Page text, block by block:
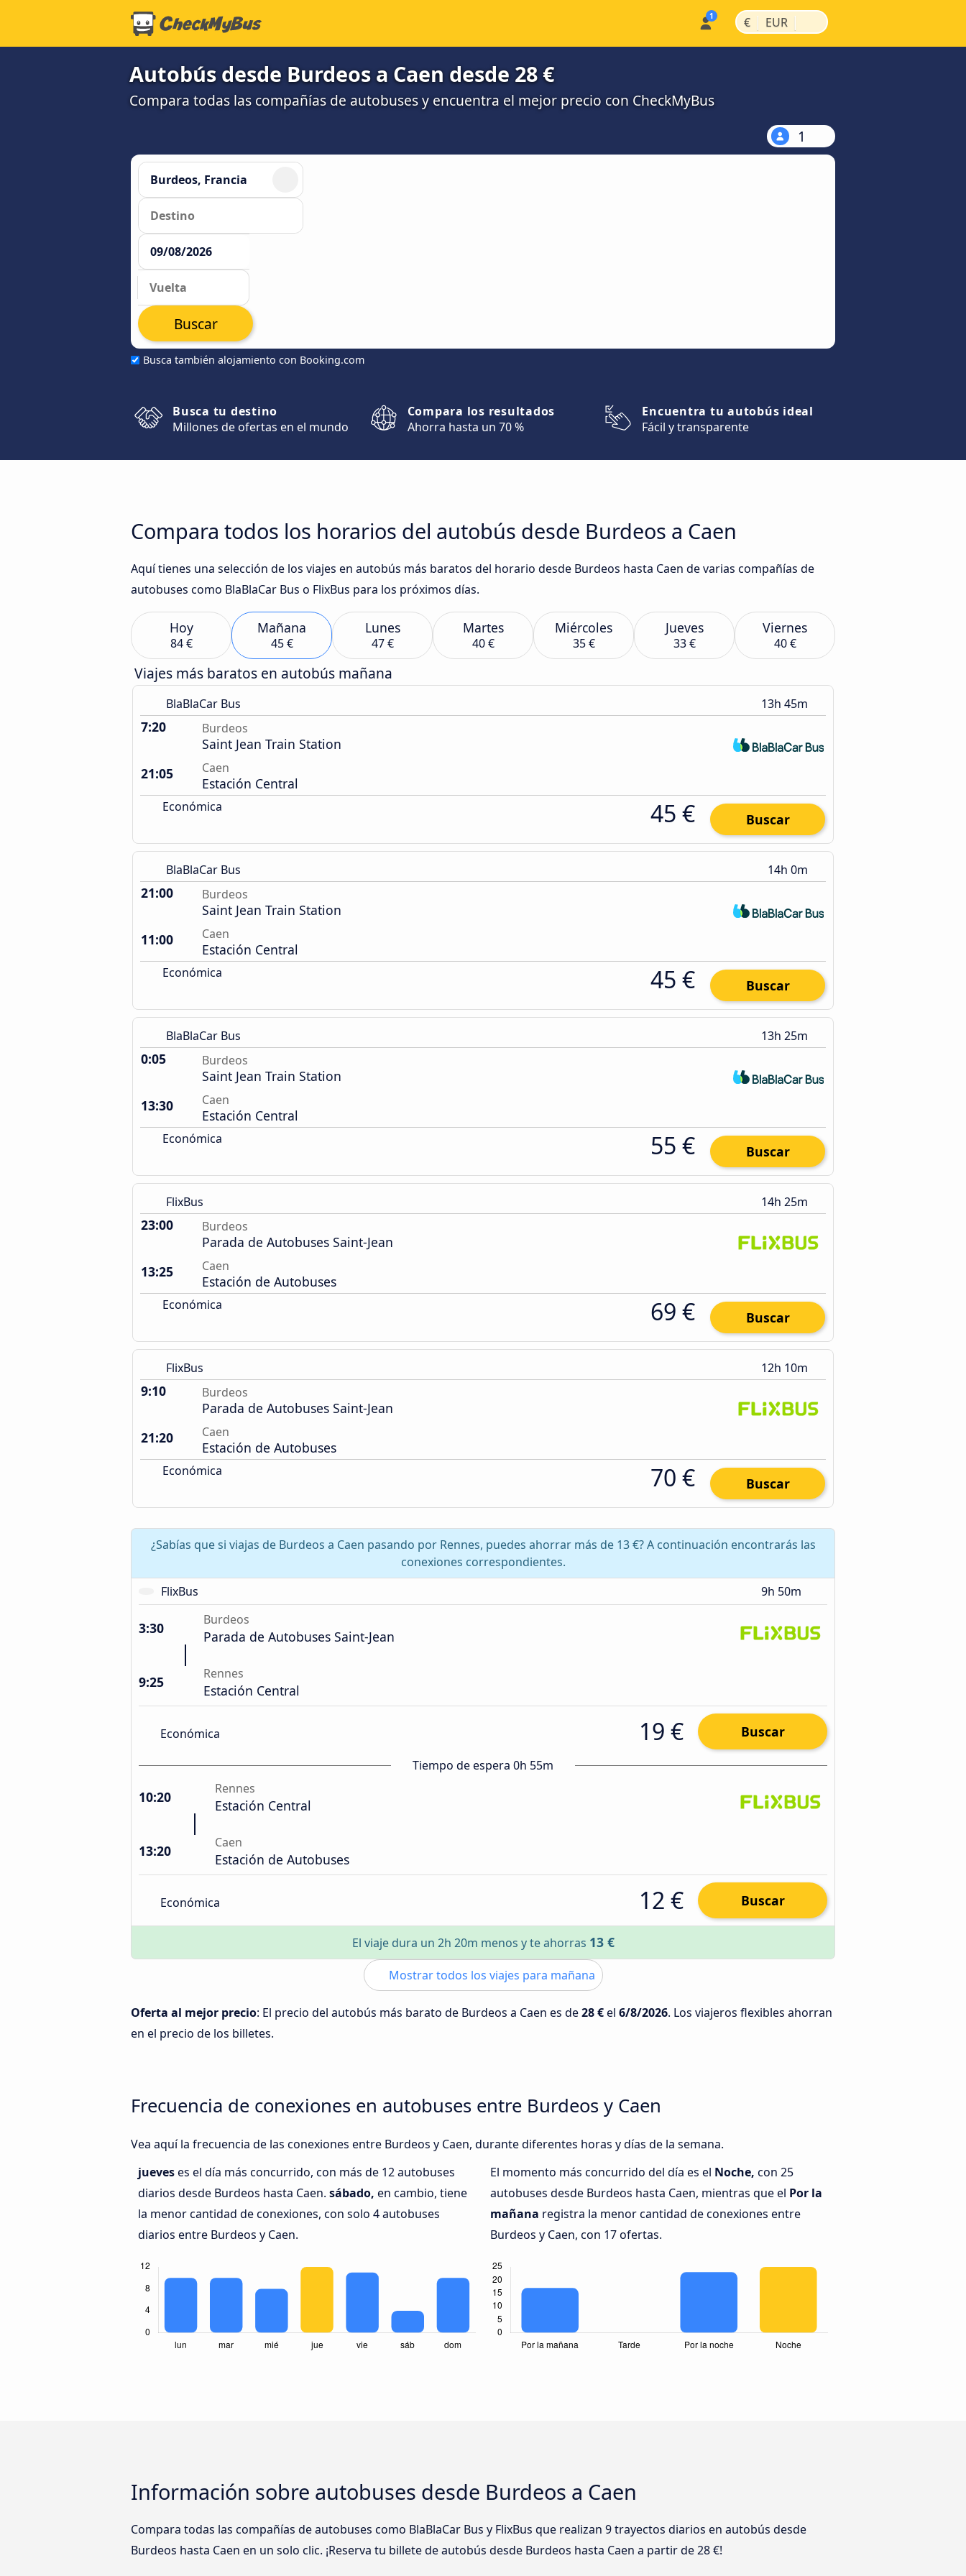
€ | EUR |
Autobús desde Burdeos a Caen desde 28 €
Compara todas las compañías de autobuses y encuentra el mejor precio con CheckMyBus
1
Busca también alojamiento con Booking.com
Buscar
Busca tu destino
Millones de ofertas en el mundo
Compara los resultados
Ahorra hasta un 70 %
Encuentra tu autobús ideal
Fácil y transparente
Compara todos los horarios del autobús desde Burdeos a Caen
Aquí tienes una selección de los viajes en autobús más baratos del horario desde Burdeos hasta Caen de varias compañías de
autobuses como BlaBlaCar Bus o FlixBus para los próximos días.
Hoy
84 €
Mañana
45 €
Lunes
47 €
Martes
40 €
Miércoles
35 €
Jueves
33 €
Viernes
40 €
Viajes más baratos en autobús mañana
BlaBlaCar Bus 13h 45m
7:20 Burdeos
Saint Jean Train Station
21:05
Caen
Estación Central
Económica 45 € Buscar
BlaBlaCar Bus 14h 0m
21:00 Burdeos
Saint Jean Train Station
11:00
Caen
Estación Central
Económica 45 € Buscar
BlaBlaCar Bus 13h 25m
0:05 Burdeos
Saint Jean Train Station
13:30
Caen
Estación Central
Económica 55 € Buscar
FlixBus 14h 25m
23:00 Burdeos
Parada de Autobuses Saint-Jean
13:25
Caen
Estación de Autobuses
Económica 69 € Buscar
FlixBus 12h 10m
9:10 Burdeos
Parada de Autobuses Saint-Jean
21:20
Caen
Estación de Autobuses
Económica 70 € Buscar
¿Sabías que si viajas de Burdeos a Caen pasando por Rennes, puedes ahorrar más de 13 €? A continuación encontrarás las
conexiones correspondientes.
FlixBus
9h 50m
3:30 Burdeos
Parada de Autobuses Saint-Jean
9:25 Rennes
Estación Central
Económica 19 € Buscar
Tiempo de espera 0h 55m
10:20 Rennes
Estación Central
13:20 Caen
Estación de Autobuses
Económica 12 € Buscar
El viaje dura un 2h 20m menos y te ahorras 13 €
Mostrar todos los viajes para mañana
Oferta al mejor precio: El precio del autobús más barato de Burdeos a Caen es de28 €el 6/8/2026. Los viajeros flexibles ahorran
en el precio de los billetes.
Frecuencia de conexiones en autobuses entre Burdeos y Caen
Vea aquí la frecuencia de las conexiones entre Burdeos y Caen, durante diferentes horas y días de la semana.
jueveses el día más concurrido, con más de 12 autobuses
diarios desde Burdeos hasta Caen. sábado, en cambio, tiene
la menor cantidad de conexiones, con solo 4 autobuses
diarios entre Burdeos y Caen.
El momento más concurrido del día es el Noche, con 25
autobuses desde Burdeos hasta Caen, mientras que el Por la
mañana registra la menor cantidad de conexiones entre
Burdeos y Caen, con 17 ofertas.
Información sobre autobuses desde Burdeos a Caen
Compara todas las compañías de autobuses como BlaBlaCar Bus y FlixBus que realizan 9 trayectos diarios en autobús desde
Burdeos hasta Caen en un solo clic. ¡Reserva tu billete de autobús desde Burdeos hasta Caen a partir de 28 €!